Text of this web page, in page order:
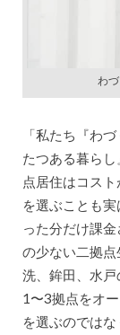
わ
「私たち『わ
たつある暮ら
点居住はコス
を選ぶことも
った分だけ課
の少ない二拠
洗、鉾田、水
1〜3拠点をオ
を選ぶのでは